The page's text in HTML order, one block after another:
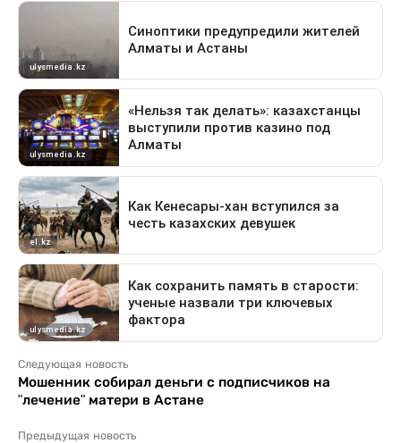
Следующая новость
Мошенник собирал деньги с подписчиков на
"лечение" матери в Астане
Предыдущая новость